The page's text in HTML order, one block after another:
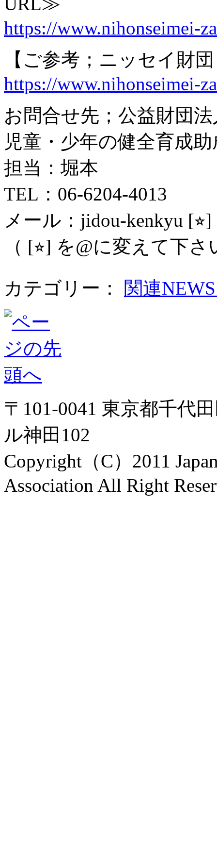
https://www.nihonseimei-
【ご参考；ニッセイ財
https://www.nihonseimei-
お問合せ先；公益財団
児童・少年の健全育成
担当：堀本
TEL：06-6204-4013
メール：jidou-kenkyu
（ [⭐︎] を@に変えて下
カテゴリー： 関連
〒101-0041 東京都千代
ル神田102
Copyright（C）2011
Association All Right